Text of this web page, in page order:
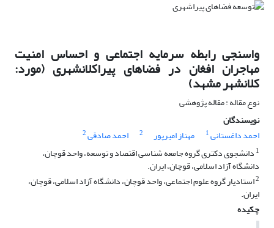
واسنجی رابطه سرمایه اجتماعی و احساس امنیت
مهاجران افغان در فضاهای پیراکلانشهری (مورد:
کلانشهر مشهد)
نوع مقاله : مقاله پژوهشی
نویسندگان
احمد داغستانی1 مهناز امیرپور 2 احمد صادقی2
1 دانشجوی دکتری گروه جامعه شناسی اقتصاد و توسعه، واحد قوچان،
دانشگاه آزاد اسلامی، قوچان، ایران.
2استادیار گروه علوم اجتماعی، واحد قوچان، دانشگاه آزاد اسلامی، قوچان،
ایران.
چکیده